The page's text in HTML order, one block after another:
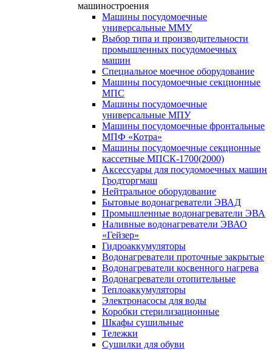
машиностроения
Машины посудомоечные
универсальные ММУ
Выбор типа и производительности
промышленных посудомоечных
машин
Специальное моечное оборудование
Машины посудомоечные секционные
МПС
Машины посудомоечные
универсальные МПУ
Машины посудомоечные фронтальные
МПФ «Котра»
Машины посудомоечные секционные
кассетные МПСК-1700(2000)
Аксессуары для посудомоечных машин
Гродторгмаш
Нейтральное оборудование
Бытовые водонагреватели ЭВАД
Промышленные водонагреватели ЭВА
Наливные водонагреватели ЭВАО
«Гейзер»
Гидроаккумуляторы
Водонагреватели проточные закрытые
Водонагреватели косвенного нагрева
Водонагреватели отопительные
Теплоаккумуляторы
Электронасосы для воды
Коробки стерилизационные
Шкафы сушильные
Тележки
Сушилки для обуви